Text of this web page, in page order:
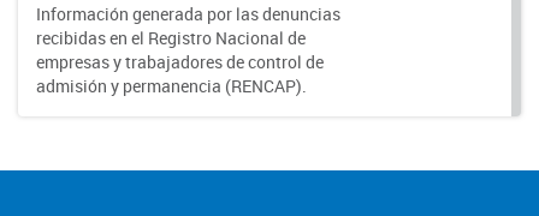
Información generada por las denuncias
recibidas en el Registro Nacional de
empresas y trabajadores de control de
admisión y permanencia (RENCAP).